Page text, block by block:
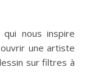
une artiste
sur filtres à